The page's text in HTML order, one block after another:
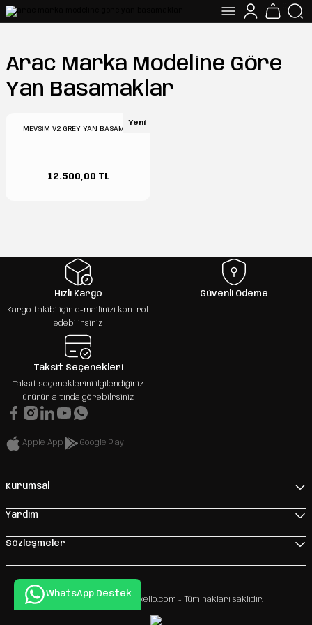
0
Arac Marka Modeline Göre
Yan Basamaklar
MEVSİM V2 GREY YAN BASAMAK
12.500,00 TL
Yeni
Hızlı Kargo
Kargo takibi için e-mailinizi kontrol
edebilirsiniz
Güvenli Ödeme
Taksit Seçenekleri
Taksit seçeneklerini ilgilendiğiniz
ürünün altında görebilrsiniz
Apple App Google Play
Kurumsal
Yardım
Sözleşmeler
Copyright 2026 © - www.xello.com - Tüm hakları saklıdır.
WhatsApp Destek